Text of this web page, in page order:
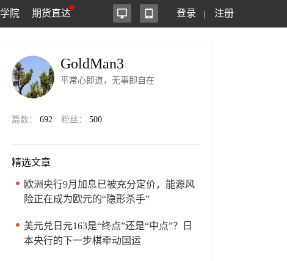
学院 期货直达 登录 注册
GoldMan3
平常心即道，无事即自在
篇数： 692 粉丝： 500
精选文章
欧洲央行9月加息已被充分定价，能源风
险正在成为欧元的“隐形杀手”
美元兑日元163是“终点”还是“中点”？日
本央行的下一步棋牵动国运